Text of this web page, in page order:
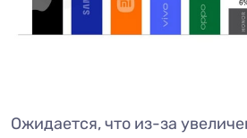
Ожидается, что из-за